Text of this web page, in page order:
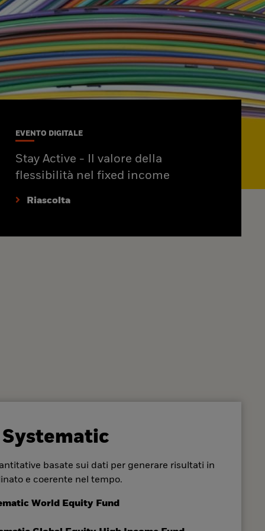
EVENTO DIGITALE
Stay Active - Il valore della
flessibilità nel fixed income
Riascolta
Systematic
basate sui dati per generare risultati in
e coerente nel tempo.
World Equity Fund